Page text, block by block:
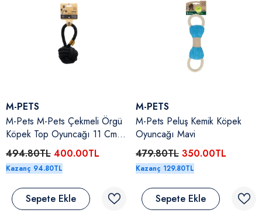
Satıcı:
M-PETS
M-Pets M-Pets Çekmeli Örgü
Köpek Top Oyuncağı 11 Cm
Siyah
494.80TL 400.00TL
Kazanç 94.80TL
Sepete Ekle
Satıcı:
M-PETS
M-Pets Peluş Kemik Köpek
Oyuncağı Mavi
479.80TL 350.00TL
Kazanç 129.80TL
Sepete Ekle